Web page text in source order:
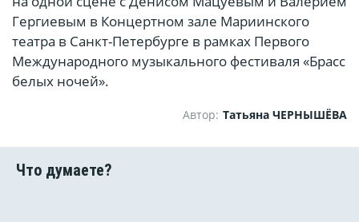
Гергиевым в Концертном зале Мариинского
театра в Санкт-Петербурге в рамках Первого
Международного музыкального фестиваля «Брасс
белых ночей».
Автор: Татьяна ЧЕРНЫШЁВА